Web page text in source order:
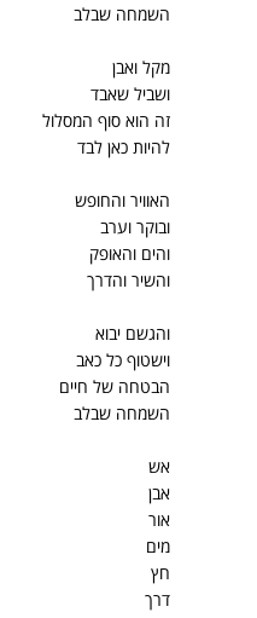
השמחה שבלב
מקל ואבן
ושביל שאבד
זה הוא סוף המסלול
להיות כאן לבד
האוויר והחופש
ובוקר וערב
והים והאופק
והשיר והדרך
והגשם יבוא
וישטוף כל כאב
הבטחה של חיים
השמחה שבלב
אש
אבן
אור
מים
חץ
דרך